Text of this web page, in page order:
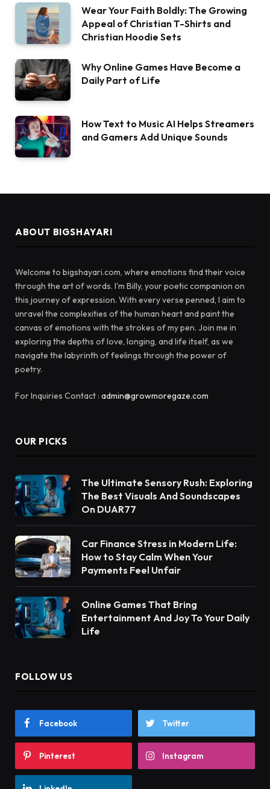
Wear Your Faith Boldly: The Growing
Appeal of Christian T-Shirts and
Christian Hoodie Sets
Why Online Games Have Become a
Daily Part of Life
How Text to Music AI Helps Streamers
and Gamers Add Unique Sounds
ABOUT BIGSHAYARI
Welcome to bigshayari.com, where emotions find their voice
through the art of words. I'm Billy, your poetic companion on
this journey of expression. With every verse penned, I aim to
unravel the complexities of the human heart and paint the
canvas of emotions with the strokes of my pen. Join me in
exploring the depths of love, longing, and life itself, as we
navigate the labyrinth of feelings through the power of
poetry.
For Inquiries Contact : admin@growmoregaze.com
OUR PICKS
The Ultimate Sensory Rush: Exploring
The Best Visuals And Soundscapes
On DUAR77
Car Finance Stress in Modern Life:
How to Stay Calm When Your
Payments Feel Unfair
Online Games That Bring
Entertainment And Joy To Your Daily
Life
FOLLOW US
Facebook Twitter
Pinterest Instagram